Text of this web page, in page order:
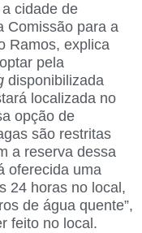
cidade de
Comissão para a
Ramos, explica
pela
disponibilizada
localizada no
opção de
são restritas
a reserva dessa
oferecida uma
24 horas no local,
de água quente”,
feito no local.